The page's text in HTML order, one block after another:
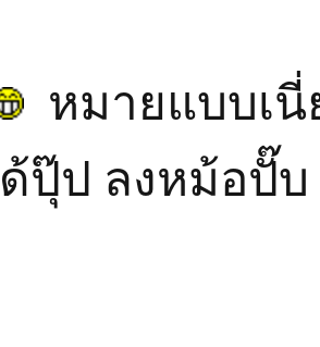
หมายแบบเนี่
ด้ปุ๊ป ลงหม้อปั๊